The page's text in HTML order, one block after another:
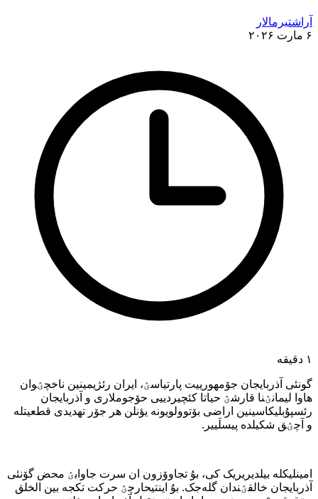
آراشتیرمالار
۶ مارت ۲۰۲۶
۱ دقیقه
گونئی آذربایجان جۆمهورییت پارتیاسؽ، ایران رئژیمینین ناخچؽوان
هاوا لیمانؽنا قارشؽ حیاتا کئچیردییی حۆجوملاری و آذربایجان
رئسپۇبلیکاسینین اراضی بۆتوولویونه یؤنلن هر جۆر تهدیدی قطعیتله
و آچؽق شکیلده پیسلَییر.
امینلیکله بیلدیریریک کی، بۇ تجاوۆزون ان سرت جاوابؽ محض گۆنئی
آذربایجان خالقؽندان گله‌جک. بۇ اینتیحارچؽ حرکت تکجه بین الخلق